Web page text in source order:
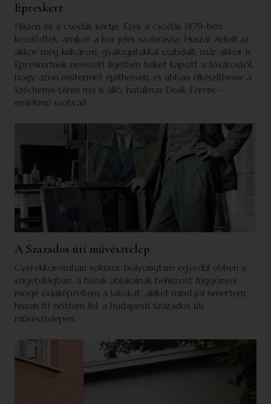
Epreskert
Hiszen ez a csodák kertje. Ezek a csodák 1879-ben
kezdődtek, amikor a kor jeles szobrásza, Huszár Adolf az
akkor még külvárosi, gyalogutakkal szabdalt, már akkor is
Epreskertnek nevezett ligetben telket kapott a fővárostól,
hogy azon műtermet építhessen, és abban elkészíthesse a
Széchenyi-téren ma is álló, hatalmas Deák Ferenc-
emlékmű szobrait.
A Százados úti művésztelep
Gyerekkoromban sokszor bolyongtam egyedül ebben a
szigetvilágban, a házak ablakainak behúzott függönyei
mögé odaképzeltem a lakókat, akiket mind jól ismertem,
hiszen itt nőttem fel, a budapesti Százados úti
művésztelepen.